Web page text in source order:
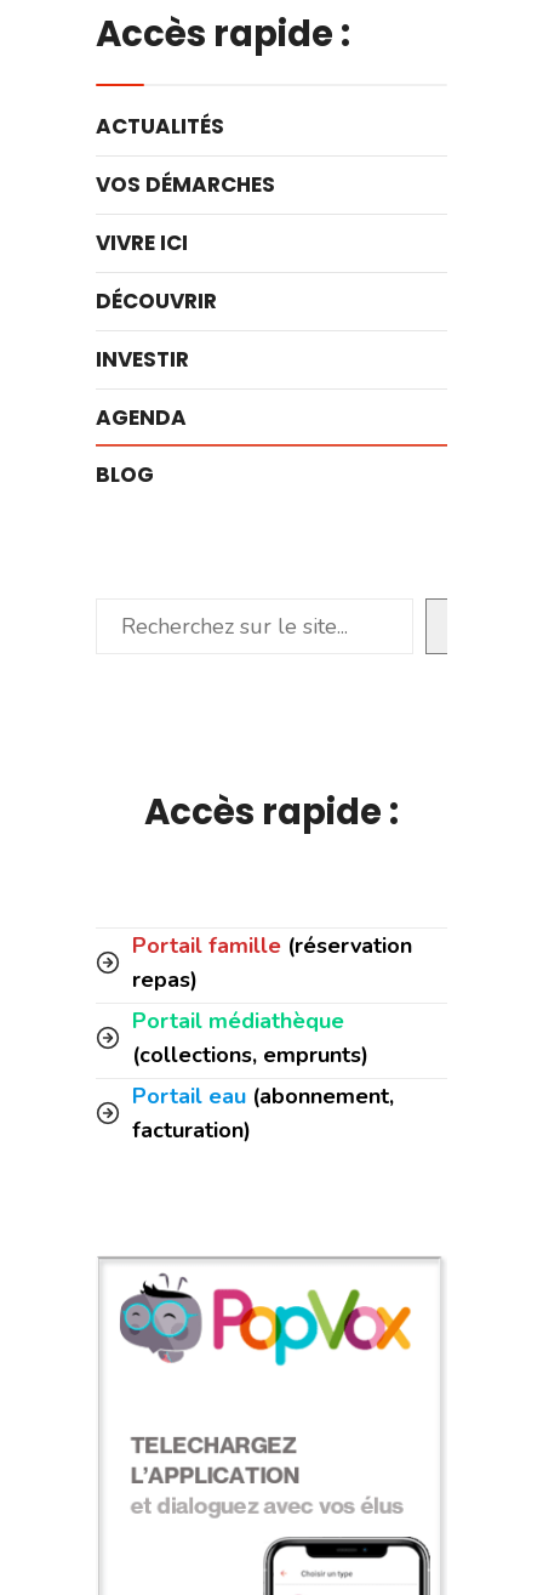
Accès rapide :
ACTUALITÉS
VOS DÉMARCHES
VIVRE ICI
DÉCOUVRIR
INVESTIR
AGENDA
BLOG
Rechercher
Accès rapide :
Portail famille (réservation
repas)
Portail médiathèque
(collections, emprunts)
Portail eau (abonnement,
facturation)